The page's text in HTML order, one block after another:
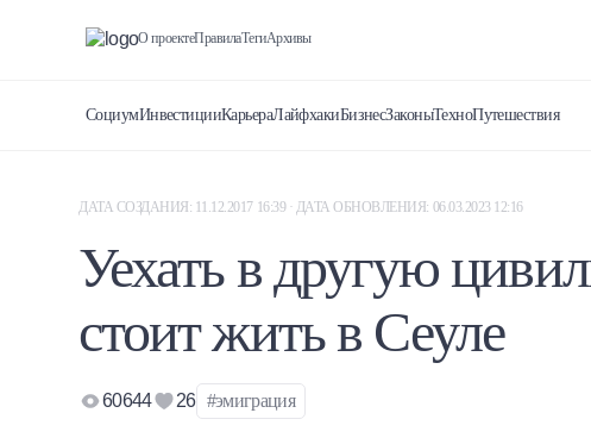
О проектеПравилаТегиАрхивы
СоциумИнвестицииКарьераЛайфхакиБизнесЗаконыТехноПутешествия
ДАТА СОЗДАНИЯ: 11.12.2017 16:39 · ДАТА ОБНОВЛЕНИЯ: 06.03.2023 12:16
Уехать в другую
стоит жить в Сеуле
60644 26 #эмиграция